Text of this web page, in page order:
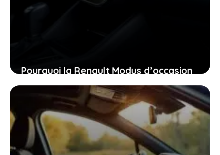
Pourquoi la Renault Modus d’occasion
pourrait bien être la voiture idéale
pour vous aujourd’hui
26 janvier 2026